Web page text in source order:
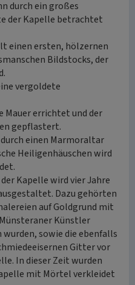
durch ein großes
der Kapelle betrachtet
einen ersten, hölzernen
Bildstocks, der
vergoldete
Mauer errichtet und der
gepflastert.
einen Marmoraltar
Heiligenhäuschen wird
Kapelle wird vier Jahre
Dazu gehörten
auf Goldgrund mit
Künstler
sowie die ebenfalls
Gitter vor
In dieser Zeit wurden
mit Mörtel verkleidet